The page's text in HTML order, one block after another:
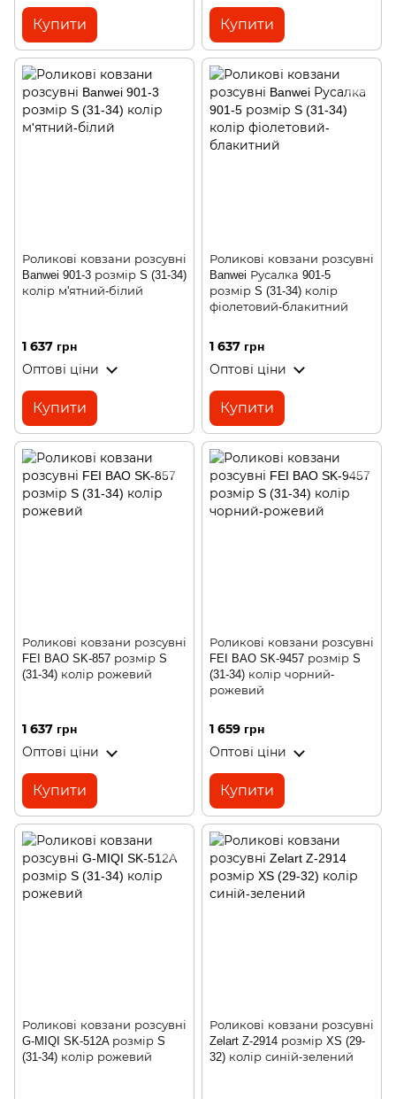
Купити Купити
Роликові ковзани розсувні
Banwei 901-3 розмір S (31-34)
колір м'ятний-білий
1 637 грн
Оптові ціни
Купити
Роликові ковзани розсувні
Banwei Русалка 901-5
розмір S (31-34) колір
фіолетовий-блакитний
1 637 грн
Оптові ціни
Купити
Роликові ковзани розсувні
FEI BAO SK-857 розмір S
(31-34) колір рожевий
1 637 грн
Оптові ціни
Купити
Роликові ковзани розсувні
FEI BAO SK-9457 розмір S
(31-34) колір чорний-
рожевий
1 659 грн
Оптові ціни
Купити
Роликові ковзани розсувні
G-MIQI SK-512A розмір S
(31-34) колір рожевий
Роликові ковзани розсувні
Zelart Z-2914 розмір XS (29-
32) колір синій-зелений